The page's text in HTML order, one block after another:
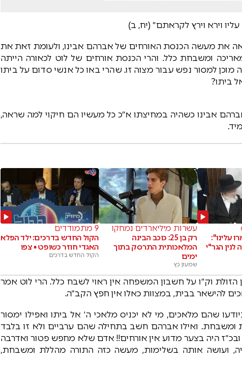
וירא וירץ לקראתם״ (יח, ב)
את מעשה הכנסת האורחים של אברהם אבינו, ולעומת זאת את
ומשבחת כלל. והרי הכנסת אורחים של לוט לכאורה הייתה
למסור נפש עבור מצוה זו. שהרי באו כל אנשי סדום על ביתו
ביתו?
אבינו כשהיה במחיצתו א״כ כל מעשיו הם חיקוי למה שראה,
עלינו":
הגר"י
עשרות מיליארדים נמחקו
רק בן 25: כוכב הבינה
המלאכותית התרסק בתוך
ימים
שמעון כץ
9 מתמודדים
הקול החדש בדרכים: ילד הפלא
האגדי חוזר כשופט • צפו
הקול החדש בדרכים
וק״ו על חשבון המשפחה אין ראוי לשבח כלל. הרי לוט אמר
להישאר בבית, במצוות כאלו אין חפץ הקב״ה.
שהם מלאכים, מי לא יכניס מלאכי ה׳ אל ביתו ואפילו ימסור
ומשבחת. ואילו אברהם חשב בתחילה שהם ערביים ולא זו בלבד
היה בצער מדוע אין אורחים!! אדם שלא מחפש פטור ואדרבה
ועושה אותה בשלימות, מעשה כזה התורה מהללת ומשבחת,